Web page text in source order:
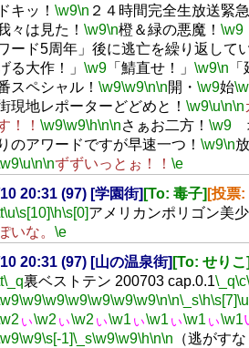
ドキッ！ \w9\n ２４時間完全生放送緊
々は見た！ \w9\n橙＆緑の悪魔！ \w9
ード5周年」後に逃亡を繰り返して
る大作！」 \w9「鯖直せ！」 \w9\n
スペシャル！ \w9\w9\n\n開・ \w9始
現地レポーターどどめと！ \w9\u\n\n
！！ \w9\w9\h\n\nさぁお二方！ \w9
りのアワードですが早速一つ！ \w9\n
\u\n\nずずいっとぉ！！ \e
20:31 (97) [学園街] [To: 毒子] [投票:
\u\s[10]\h\s[0]アメリカンポリゴン美
いな。 \e
20:31 (97) [山の温泉街] [To: せりこ]
\_q裏ベストテン 200703 cap.0.1\_q\c
\w9\w9\w9\w9\w9\w9\n\n\_s\h\s[7]\u
ぃ\w2 ぃ\w2 ぃ\w1 ぃ\w1 ぃ\w1 ぃ\w1
\w9\s[-1]\_s\w9\w9\h\n\n （逃がす